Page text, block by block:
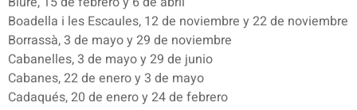
Boadella i les Escaules, 12 de noviembre y 22 de noviembre
Borrassà, 3 de mayo y 29 de noviembre
Cabanelles, 3 de mayo y 29 de junio
Cabanes, 22 de enero y 3 de mayo
Cadaqués, 20 de enero y 24 de febrero